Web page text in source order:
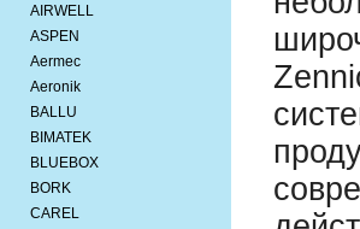
AIRWELL
ASPEN
Aermec
Aeronik
BALLU
BIMATEK
BLUEBOX
BORK
CAREL